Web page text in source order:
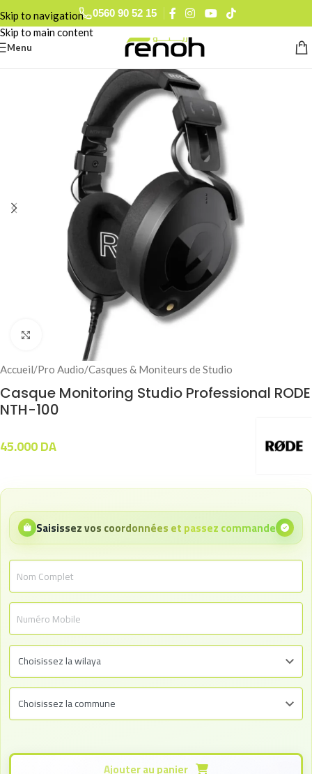
Skip to navigation
Skip to main content
0560 90 52 15
Menu
Click to enlarge
Accueil/Pro Audio/Casques & Moniteurs de Studio
Casque Monitoring Studio Professional RODE
NTH-100
45.000DA
Saisissez vos coordonnées et passez commande